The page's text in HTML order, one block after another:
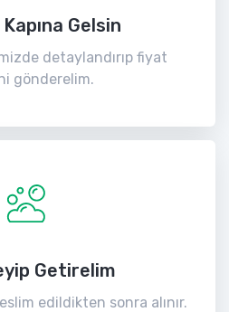
Gelsin
detaylandırıp fiyat
gönderelim.
Getirelim
edildikten sonra alınır.